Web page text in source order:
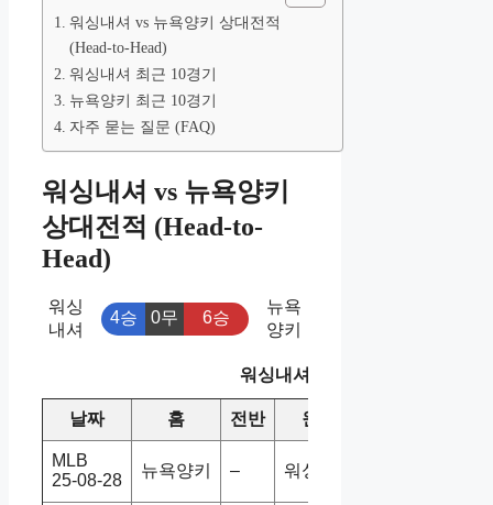
워싱내셔 vs 뉴욕양키 상대전적
(Head-to-Head)
워싱내셔 최근 10경기
뉴욕양키 최근 10경기
자주 묻는 질문 (FAQ)
워싱내셔 vs 뉴욕양키
상대전적 (Head-to-
Head)
워싱
내셔
4승 0무 6승
뉴욕
양키
워싱내셔 vs 뉴욕양키 상대전적
날짜 홈 전반 원정
MLB
25-08-28
뉴욕양키 – 워싱내셔